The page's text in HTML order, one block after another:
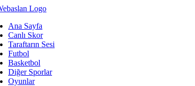
Ana Sayfa
Canlı Skor
Taraftarın Sesi
Futbol
Basketbol
Diğer Sporlar
Oyunlar